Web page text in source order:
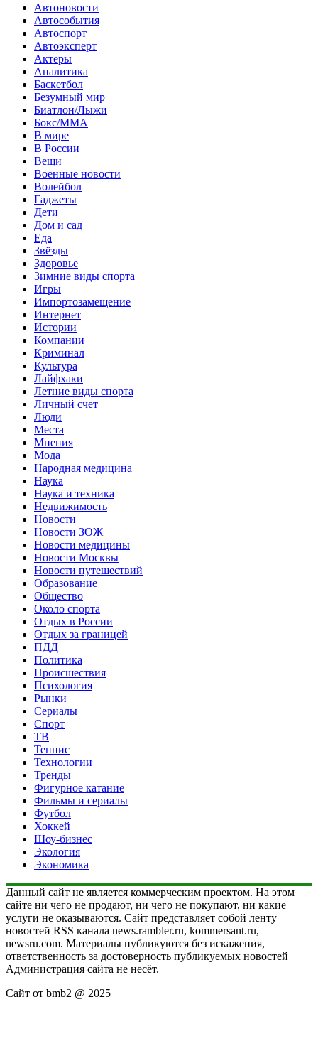
Автоновости
Автособытия
Автоспорт
Автоэксперт
Актеры
Аналитика
Баскетбол
Безумный мир
Биатлон/Лыжи
Бокс/MMA
В мире
В России
Вещи
Военные новости
Волейбол
Гаджеты
Дети
Дом и сад
Еда
Звёзды
Здоровье
Зимние виды спорта
Игры
Импортозамещение
Интернет
Истории
Компании
Криминал
Культура
Лайфхаки
Летние виды спорта
Личный счет
Люди
Места
Мнения
Мода
Народная медицина
Наука
Наука и техника
Недвижимость
Новости
Новости ЗОЖ
Новости медицины
Новости Москвы
Новости путешествий
Образование
Общество
Около спорта
Отдых в России
Отдых за границей
ПДД
Политика
Происшествия
Психология
Рынки
Сериалы
Спорт
ТВ
Теннис
Технологии
Тренды
Фигурное катание
Фильмы и сериалы
Футбол
Хоккей
Шоу-бизнес
Экология
Экономика
Данный сайт не является коммерческим проектом. На этом
сайте ни чего не продают, ни чего не покупают, ни какие
услуги не оказываются. Сайт представляет собой ленту
новостей RSS канала news.rambler.ru, kommersant.ru,
newsru.com. Материалы публикуются без искажения,
ответственность за достоверность публикуемых новостей
Администрация сайта не несёт.
Сайт от bmb2 @ 2025